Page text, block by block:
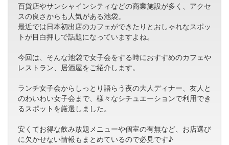
百貨店やサンシャインシティなどの商業施設が多く、アクセ
スの良さからも人気がある池袋。
最近では日本初出店のカフェができたりとおしゃれなスポッ
トが目白押しで話題になっていますよね。
今回は、そんな池袋で女子会をする時におすすめのカフェや
レストラン、居酒屋をご紹介します。
ランチ女子会からしっとり語らう夜の大人ディナー、友人と
のわいわい女子会まで、様々なシチュエーションで利用でき
るスポットを厳選しました。
安くてお得な飲み放題メニューや個室の有無など、お店選び
に欠かせない情報もまとめているので必見です♪